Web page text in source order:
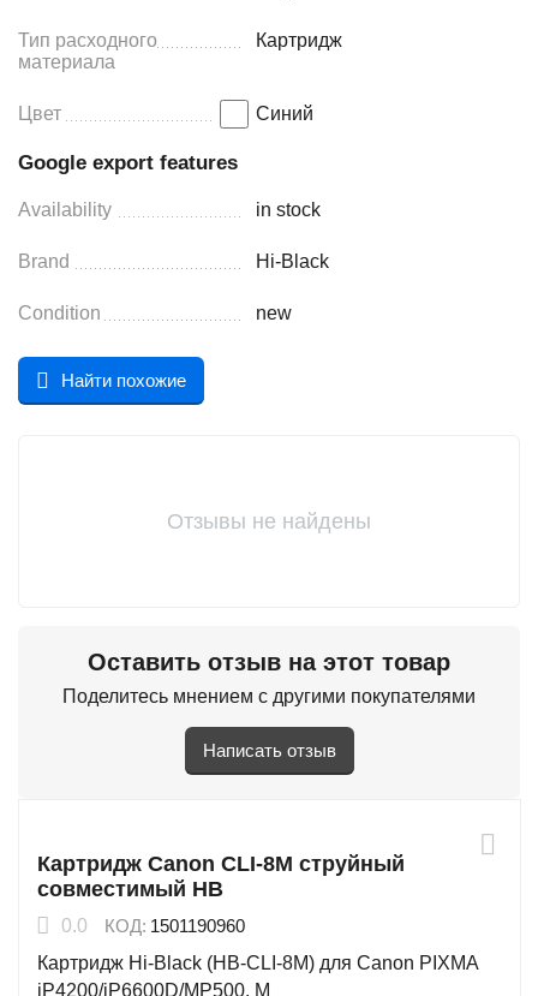
Тип расходного
материала
Картридж
Цвет Синий
Google export features
Availability in stock
Brand Hi-Black
Condition new
Найти похожие
Отзывы не найдены
Оставить отзыв на этот товар
Поделитесь мнением с другими покупателями
Написать отзыв
Картридж Canon CLI-8M струйный
совместимый HB
0.0 КОД: 1501190960
Картридж Hi-Black (HB-CLI-8M) для Canon PIXMA
iP4200/iP6600D/MP500, M